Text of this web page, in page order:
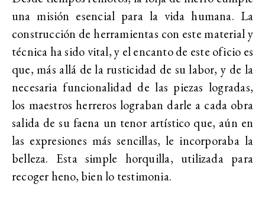
una misión esencial para la vida humana. La
construcción de herramientas con este material y
técnica ha sido vital, y el encanto de este oficio es
que, más allá de la rusticidad de su labor, y de la
necesaria funcionalidad de las piezas logradas,
los maestros herreros lograban darle a cada obra
salida de su faena un tenor artístico que, aún en
las expresiones más sencillas, le incorporaba la
belleza. Esta simple horquilla, utilizada para
recoger heno, bien lo testimonia.